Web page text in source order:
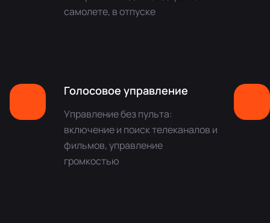
самолете, в отпуске
Голосовое управление
Управление без пульта:
включение и поиск телеканалов и
фильмов, управление
громкостью